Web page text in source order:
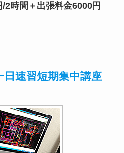
2時間＋出張料金6000円
速習短期集中講座